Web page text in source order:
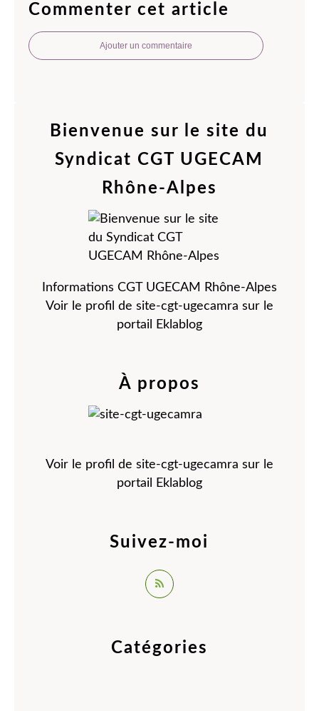
Commenter cet article
Ajouter un commentaire
Catégories
Bienvenue sur le site du
Syndicat CGT UGECAM
Rhône-Alpes
Informations CGT UGECAM Rhône-Alpes
Voir le profil de site-cgt-ugecamra sur le
portail Eklablog
Suivez-moi
À propos
Voir le profil de site-cgt-ugecamra sur le
portail Eklablog